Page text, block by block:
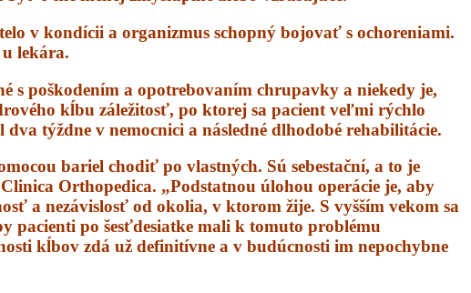
v kondícii a organizmus schopný bojovať s ochoreniami.
lekára.
s poškodením a opotrebovaním chrupavky a niekedy je,
kĺbu záležitosť, po ktorej sa pacient veľmi rýchlo
týždne v nemocnici a následné dlhodobé rehabilitácie.
bariel chodiť po vlastných. Sú sebestační, a to je
Orthopedica. „Podstatnou úlohou operácie je, aby
a nezávislosť od okolia, v ktorom žije. S vyšším vekom sa
pacienti po šesťdesiatke mali k tomuto problému
kĺbov zdá už definitívne a v budúcnosti im nepochybne